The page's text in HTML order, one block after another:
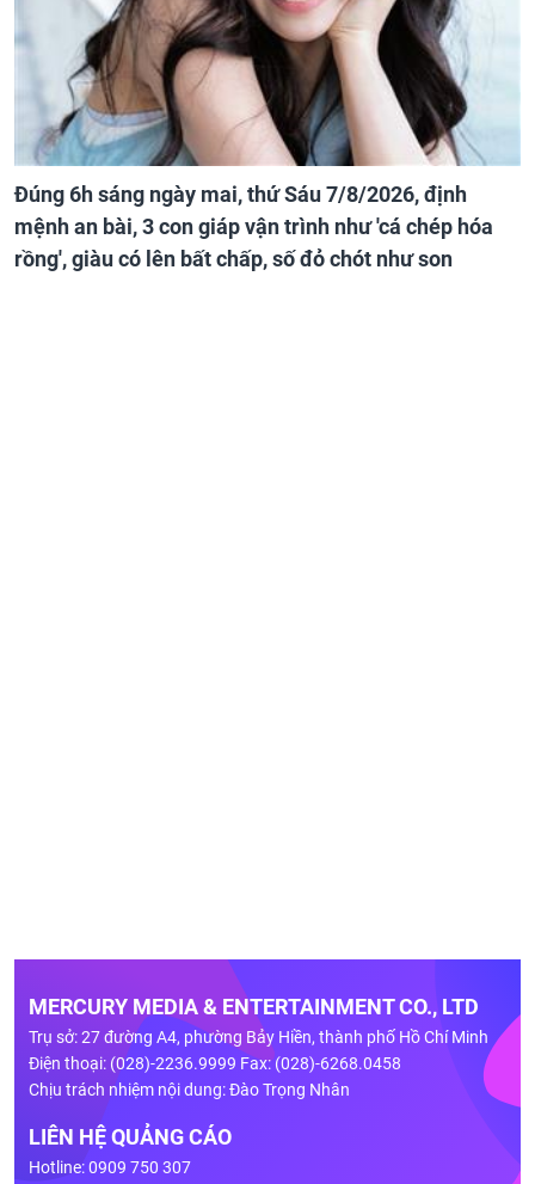
Đúng 6h sáng ngày mai, thứ Sáu 7/8/2026, định
mệnh an bài, 3 con giáp vận trình như 'cá chép hóa
rồng', giàu có lên bất chấp, số đỏ chót như son
MERCURY MEDIA & ENTERTAINMENT CO., LTD
Trụ sở: 27 đường A4, phường Bảy Hiền, thành phố Hồ Chí Minh
Điện thoại: (028)-2236.9999 Fax: (028)-6268.0458
Chịu trách nhiệm nội dung: Đào Trọng Nhân
LIÊN HỆ QUẢNG CÁO
Hotline: 0909 750 307